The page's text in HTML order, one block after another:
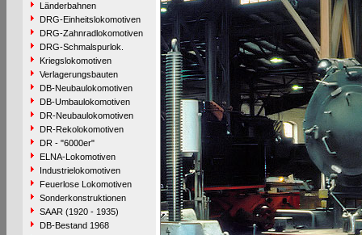
Länderbahnen
DRG-Einheitslokomotiven
DRG-Zahnradlokomotiven
DRG-Schmalspurlok.
Kriegslokomotiven
Verlagerungsbauten
DB-Neubaulokomotiven
DB-Umbaulokomotiven
DR-Neubaulokomotiven
DR-Rekolokomotiven
DR - "6000er"
ELNA-Lokomotiven
Industrielokomotiven
Feuerlose Lokomotiven
Sonderkonstruktionen
SAAR (1920 - 1935)
DB-Bestand 1968